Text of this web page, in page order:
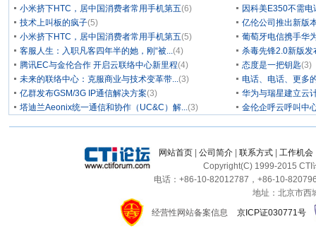
小米挤下HTC，居中国消费者常用手机第五(6)
因科美E350不需
技术上叫板的疯子(5)
亿伦公司推出新版
小米挤下HTC，居中国消费者常用手机第五(5)
葡萄牙电信携手华
客服人生：入职凡客四年半的她，刚“被...(4)
杀毒先锋2.0新版发
腾讯EC与金伦合作 开启云联络中心新里程(4) 态度是一把钥匙(3)
未来的联络中心：克服商业与技术变革带...(3)
电话、电话、更多
亿群发布GSM/3G IP通信解决方案(3)
华为与瑞星建立云
塔迪兰Aeonix统一通信和协作（UC&C）解...(3) 金伦企呼云呼叫中
网站首页 公司简介 联系方式 工作机会
Copyright(C) 1999-2015 CTI
电话：+86-10-82012787，+86-10-
地址：北京市西
经营性网站备案信息
京ICP证030771号